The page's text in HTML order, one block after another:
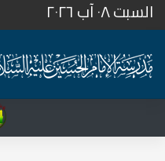
السبت ٠٨ آب ٢٠٢٦